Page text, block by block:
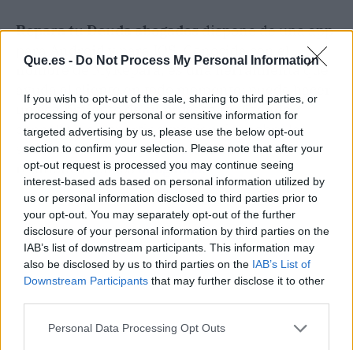
Que.es - Do Not Process My Personal Information
If you wish to opt-out of the sale, sharing to third parties, or
processing of your personal or sensitive information for
targeted advertising by us, please use the below opt-out
section to confirm your selection. Please note that after your
opt-out request is processed you may continue seeing
interest-based ads based on personal information utilized by
us or personal information disclosed to third parties prior to
your opt-out. You may separately opt-out of the further
disclosure of your personal information by third parties on the
IAB’s list of downstream participants. This information may
also be disclosed by us to third parties on the IAB’s List of
Downstream Participants that may further disclose it to other
Personal Data Processing Opt Outs
Repara tu Deuda abogadosdispone de una app
nombre de MyRepara, es una herramienta que
un seguimiento de su proceso realizando
consultas, compartir experiencias sobre la
satisfacción de su proceso o mantener
reuniones con losabogados.